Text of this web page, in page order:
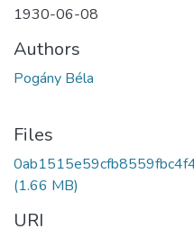
1930-06-08
Authors
Pogány Béla
Files
(1.66 MB)
URI